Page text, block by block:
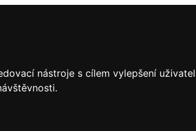
nástroje s cílem vylepšení